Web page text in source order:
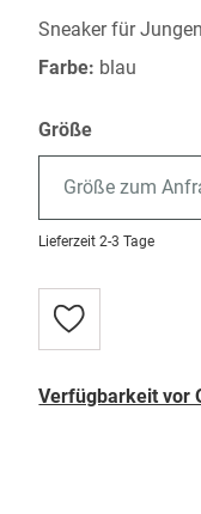
Sneaker für
Farbe: blau
Größe
Größe zum
Lieferzeit 2-3 Tage
Zur
Wunschliste
Verfügbarkeit vor